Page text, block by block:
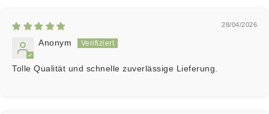
28/04/2026
Anonym
Tolle Qualität und schnelle zuverlässige Lieferung.